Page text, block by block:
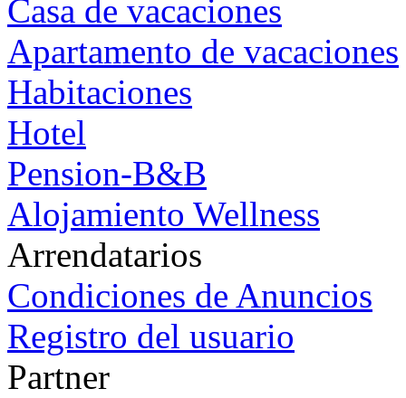
Casa de vacaciones
Apartamento de vacaciones
Habitaciones
Hotel
Pension-B&B
Alojamiento Wellness
Arrendatarios
Condiciones de Anuncios
Registro del usuario
Partner